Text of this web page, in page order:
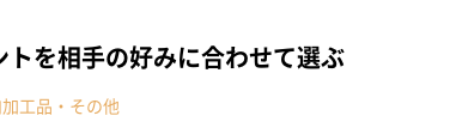
を相手の好みに合わせて選ぶ
工品・その他